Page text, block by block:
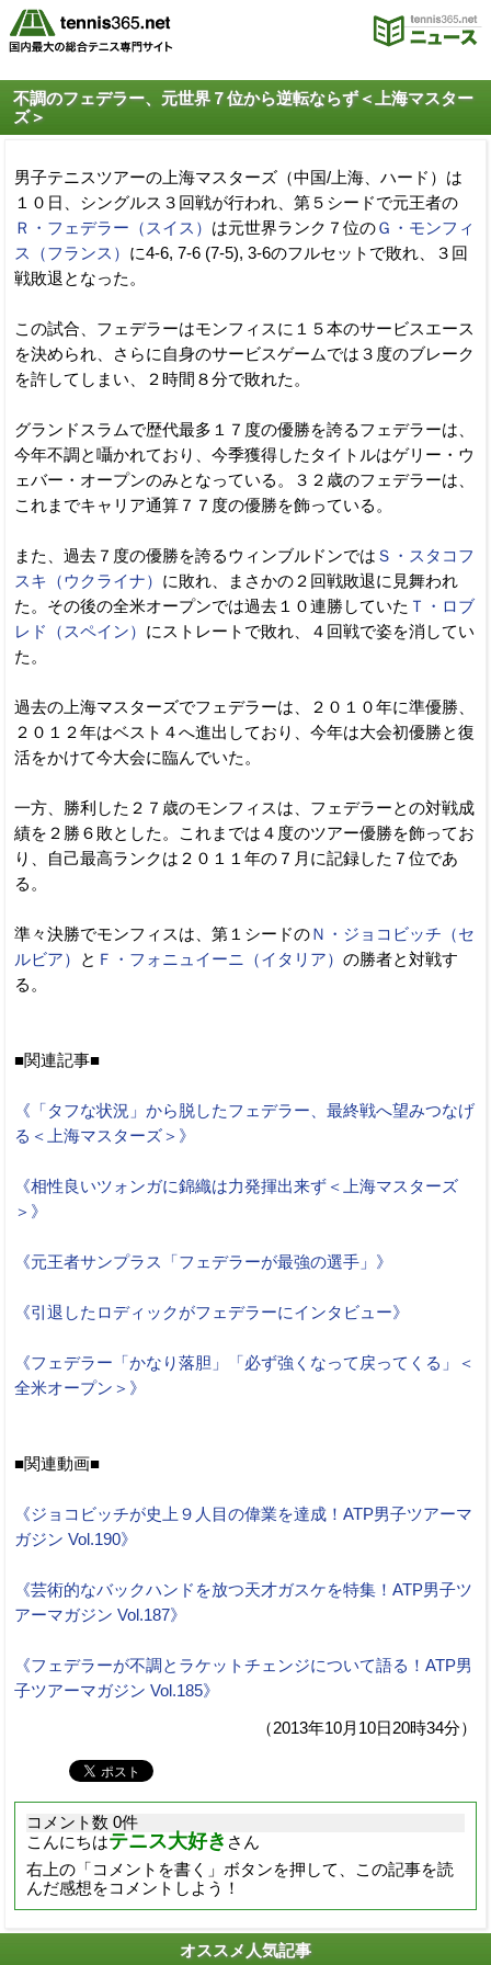
不調のフェデラー、元世界７位から逆転ならず＜上海マスター
ズ＞
男子テニスツアーの上海マスターズ（中国/上海、ハード）は
１０日、シングルス３回戦が行われ、第５シードで元王者の
Ｒ・フェデラー（スイス） は元世界ランク７位のＧ・モンフィ
ス（フランス） に4-6, 7-6 (7-5), 3-6のフルセットで敗れ、３回
戦敗退となった。
この試合、フェデラーはモンフィスに１５本のサービスエース
を決められ、さらに自身のサービスゲームでは３度のブレーク
を許してしまい、２時間８分で敗れた。
グランドスラムで歴代最多１７度の優勝を誇るフェデラーは、
今年不調と囁かれており、今季獲得したタイトルはゲリー・ウ
ェバー・オープンのみとなっている。３２歳のフェデラーは、
これまでキャリア通算７７度の優勝を飾っている。
また、過去７度の優勝を誇るウィンブルドンでは Ｓ・スタコフ
スキ（ウクライナ） に敗れ、まさかの２回戦敗退に見舞われ
た。その後の全米オープンでは過去１０連勝していた Ｔ・ロブ
レド（スペイン） にストレートで敗れ、４回戦で姿を消してい
た。
過去の上海マスターズでフェデラーは、２０１０年に準優勝、
２０１２年はベスト４へ進出しており、今年は大会初優勝と復
活をかけて今大会に臨んでいた。
一方、勝利した２７歳のモンフィスは、フェデラーとの対戦成
績を２勝６敗とした。これまでは４度のツアー優勝を飾ってお
り、自己最高ランクは２０１１年の７月に記録した７位であ
る。
準々決勝でモンフィスは、第１シードのＮ・ジョコビッチ（セ
ルビア）
と Ｆ・フォニュイーニ（イタリア） の勝者と対戦す
る。
■関連記事■
《「タフな状況」から脱したフェデラー、最終戦へ望みつなげ
る＜上海マスターズ＞》
《相性良いツォンガに錦織は力発揮出来ず＜上海マスターズ
＞》
《元王者サンプラス「フェデラーが最強の選手」》
《引退したロディックがフェデラーにインタビュー》
《フェデラー「かなり落胆」「必ず強くなって戻ってくる」＜
全米オープン＞》
■関連動画■
《ジョコビッチが史上９人目の偉業を達成！ATP男子ツアーマ
ガジン Vol.190》
《芸術的なバックハンドを放つ天才ガスケを特集！ATP男子ツ
アーマガジン Vol.187》
《フェデラーが不調とラケットチェンジについて語る！ATP男
子ツアーマガジン Vol.185》
（2013年10月10日20時34分）
コメント数 0件
こんにちはテニス大好き さん
右上の「コメントを書く」ボタンを押して、この記事を読
んだ感想をコメントしよう！
オススメ人気記事